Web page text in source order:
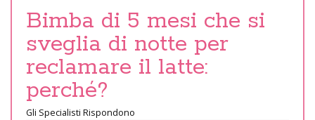
Bimba di 5 mesi che si
sveglia di notte per
reclamare il latte:
perché?
Gli Specialisti Rispondono